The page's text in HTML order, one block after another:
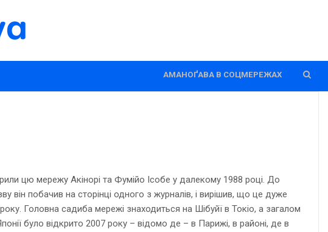
АМАНОҐАВА В СОЦМЕРЕЖАХ
цю мережу Акінорі та Фумійо Ісобе у далекому 1988 році. До
він побачив на сторінці одного з журналів, і вирішив, що це дуже
Головна садиба мережі знаходиться на Шібуйї в Токіо, а загалом
було відкрито 2007 року – відомо де – в Парижі, в районі, де в